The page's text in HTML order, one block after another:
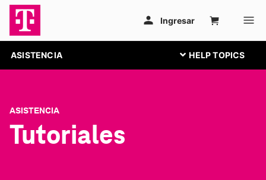
ASISTENCIA
ASISTENCIA
Tutoriales